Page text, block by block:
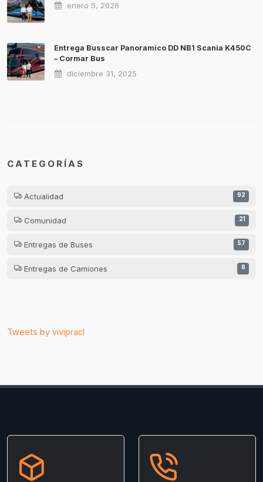
enero 5, 2026
Entrega Busscar Panoramico DD NB1 Scania K450C
– Cormar Bus
diciembre 31, 2025
CATEGORÍAS
Actualidad 92
Comunidad 21
Entregas de Buses 57
Entregas de Camiones 8
Tweets by vivipracl